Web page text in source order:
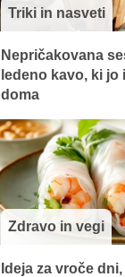
Triki in nasveti
Nepričakovana
ledeno kavo, ki jo
doma
Zdravo in vegi
Ideja za vroče